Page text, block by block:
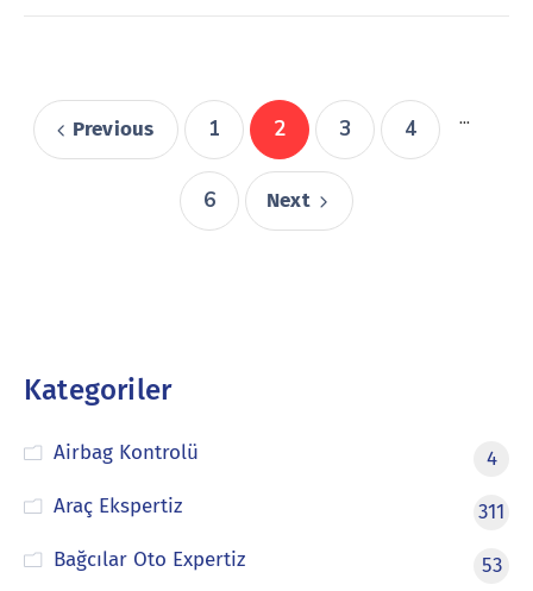
Previous 1 2 3 4 ...
6 Next
Kategoriler
Airbag Kontrolü
4
Araç Ekspertiz
311
Bağcılar Oto Expertiz
53